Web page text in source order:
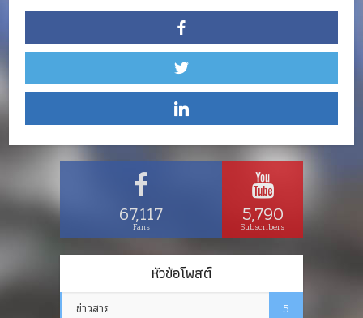
67,117
Fans 5,790
Subscribers
หัวข้อโพสต์
ข่าวสาร
5